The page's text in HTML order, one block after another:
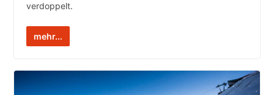
verdoppelt.
mehr...